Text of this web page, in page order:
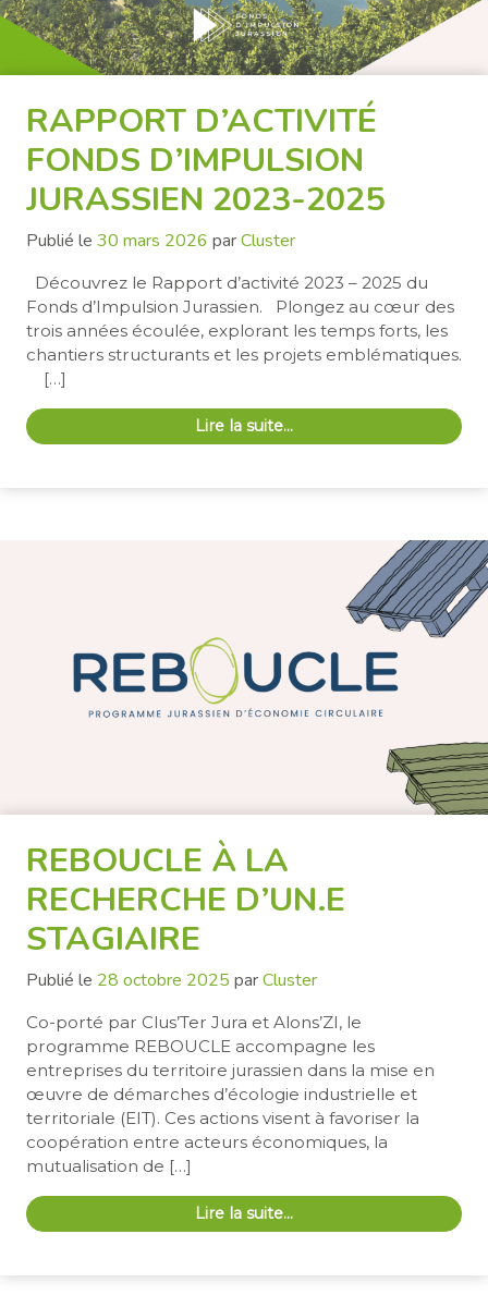
RAPPORT D’ACTIVITÉ
FONDS D’IMPULSION
JURASSIEN 2023-2025
Publié le 30 mars 2026 parCluster
Découvrez le Rapport d’activité 2023 – 2025 du
Fonds d’Impulsion Jurassien. Plongez au cœur des
trois années écoulée, explorant les temps forts, les
chantiers structurants et les projets emblématiques.
[…]
Lire la suite…
REBOUCLE À LA
RECHERCHE D’UN.E
STAGIAIRE
Publié le 28 octobre 2025 parCluster
Co-porté par Clus’Ter Jura et Alons’ZI, le
programme REBOUCLE accompagne les
entreprises du territoire jurassien dans la mise en
œuvre de démarches d’écologie industrielle et
territoriale (EIT). Ces actions visent à favoriser la
coopération entre acteurs économiques, la
mutualisation de […]
Lire la suite…